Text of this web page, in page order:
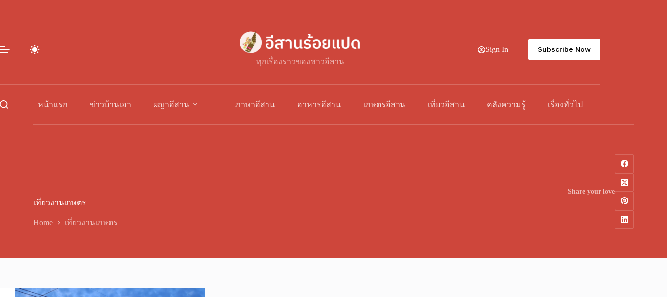
ทุกเรื่องราวของชาวอีสาน
Sign In Subscribe Now
หน้าแรก ข่าวบ้านเฮา ผญาอีสาน ภาษาอีสาน อาหารอีสาน เกษตรอีสาน เที่ยวอีสาน คลังความรู้ เรื่องทั่วไป
เที่ยวงานเกษตร
Home เที่ยวงานเกษตร
Share your love